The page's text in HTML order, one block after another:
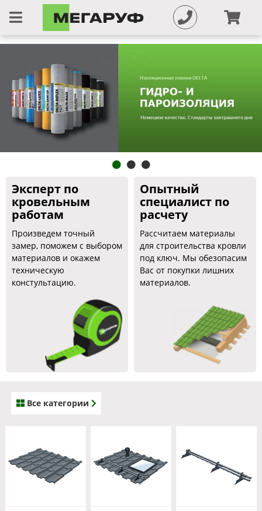
Эксперт по
кровельным
работам
Произведем точный
замер, поможем с выбором
материалов и окажем
техническую
констультацию.
Опытный
специалист по
расчету
Рассчитаем материалы
для строительства кровли
под ключ. Мы обезопасим
Вас от покупки лишних
материалов.
Все категории